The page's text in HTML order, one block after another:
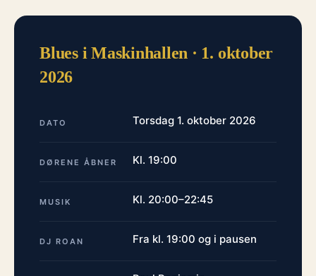
Blues i Maskinhallen · 1. oktober
2026
DATO Torsdag 1. oktober 2026
DØRENE ÅBNER Kl. 19:00
MUSIK Kl. 20:00–22:45
DJ ROAN Fra kl. 19:00 og i pausen